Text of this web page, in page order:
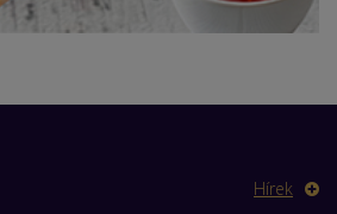
Hírek